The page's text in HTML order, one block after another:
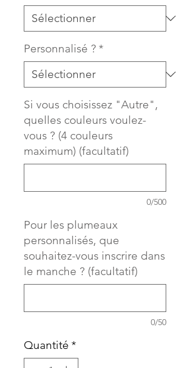
Personnalisé ? *
Si vous choisissez "Autre",
quelles couleurs voulez-
vous ? (4 couleurs
maximum) (facultatif)
0/500
Pour les plumeaux
personnalisés, que
souhaitez-vous inscrire dans
le manche ? (facultatif)
0/50
Quantité *